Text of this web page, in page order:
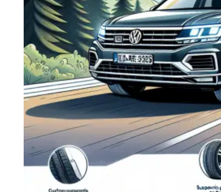
Navigatie Audi A4 B8
Navigatie Audi A5
Navigatie Audi A6 C5
Navigatie Audi A6 C6
Navigatie Audi A6 C7
Navigatie Audi Q5
Ford
Navigație Ford Fiesta
Navigație Ford Focus 1
Navigație Ford Focus 2
Navigație Ford Focus MK3
Navigație Ford Mondeo MK3
Navigație Ford Mondeo MK4
Navigație Ford Transit
Mercedes
Navigație Mercedes C Class W203
Navigație Mercedes C Class W204
Navigație Mercedes W203
Navigație Mercedes W204
Navigație Mercedes W211
Navigație Mercedes Sprinter